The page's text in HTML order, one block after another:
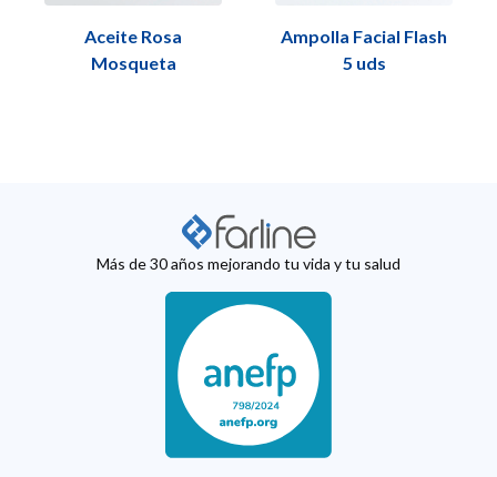
Aceite Rosa
Mosqueta
Ampolla Facial Flash
5 uds
Más de 30 años mejorando tu vida y tu salud